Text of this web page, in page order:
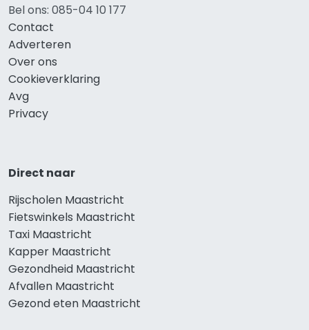
Bel ons: 085-04 10 177
Contact
Adverteren
Over ons
Cookieverklaring
Avg
Privacy
Direct naar
Rijscholen Maastricht
Fietswinkels Maastricht
Taxi Maastricht
Kapper Maastricht
Gezondheid Maastricht
Afvallen Maastricht
Gezond eten Maastricht